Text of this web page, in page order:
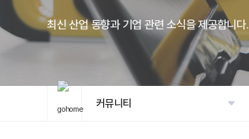
최신 산업 동향과 기업 관련 소식을 제공합니다.
커뮤니티